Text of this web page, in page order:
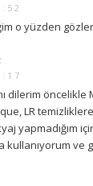
o yüzden
dilerim öncelikle
LR
yapmadığım
kullanıyorum ve